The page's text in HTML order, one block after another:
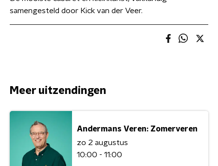
samengesteld door Kick van der Veer.
Meer uitzendingen
Andermans Veren: Zomerveren
zo 2 augustus
10:00 - 11:00